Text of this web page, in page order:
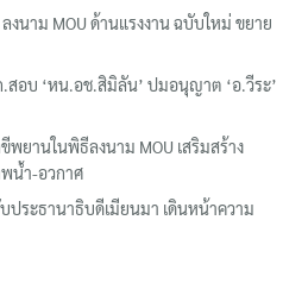
งนาม MOU ด้านแรงงาน ฉบับใหม่ ขยาย
อบ ‘หน.อช.สิมิลัน’ ปมอนุญาต ‘อ.วีระ’
พยานในพิธีลงนาม MOU เสริมสร้าง
น้ำ-อวกาศ
ระธานาธิบดีเมียนมา เดินหน้าความ